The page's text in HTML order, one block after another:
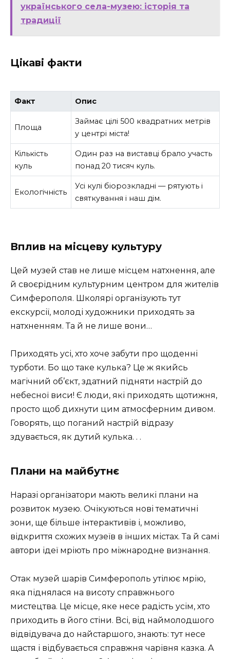
українського села-музею: історія та
традиції
Цікаві факти
Факт Опис
Площа
Займає цілі 500 квадратних метрів
у центрі міста!
Кількість
куль
Один раз на виставці брало участь
понад 20 тисяч куль.
Екологічність
Усі кулі біорозкладні — рятують і
святкування і наш дім.
Вплив на місцеву культуру
Цей музей став не лише місцем натхнення, але
й своєрідним культурним центром для жителів
Симферополя. Школярі організують тут
екскурсії, молоді художники приходять за
натхненням. Та й не лише вони…
Приходять усі, хто хоче забути про щоденні
турботи. Бо що таке кулька? Це ж якийсь
магічний об’єкт, здатний підняти настрій до
небесної виси! Є люди, які приходять щотижня,
просто щоб дихнути цим атмосферним дивом.
Говорять, що поганий настрій відразу
здувається, як дутий кулька. . .
Плани на майбутнє
Наразі організатори мають великі плани на
розвиток музею. Очікуються нові тематичні
зони, ще більше інтерактивів і, можливо,
відкриття схожих музеїв в інших містах. Та й самі
автори ідеї мріють про міжнародне визнання.
Отак музей шарів Симферополь утілює мрію,
яка піднялася на висоту справжнього
мистецтва. Це місце, яке несе радість усім, хто
приходить в його стіни. Всі, від наймолодшого
відвідувача до найстаршого, знають: тут несе
щастя і відбувається справжня чарівня казка. А